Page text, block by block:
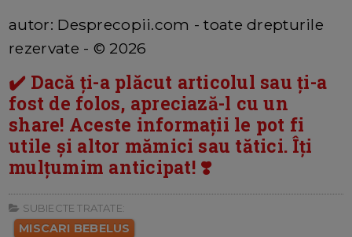
autor: Desprecopii.com - toate drepturile
rezervate - © 2026
✔️ Dacă ți-a plăcut articolul sau ți-a
fost de folos, apreciază-l cu un
share! Aceste informații le pot fi
utile și altor mămici sau tătici. Îți
mulțumim anticipat! ❣️
SUBIECTE TRATATE:
MISCARI BEBELUS